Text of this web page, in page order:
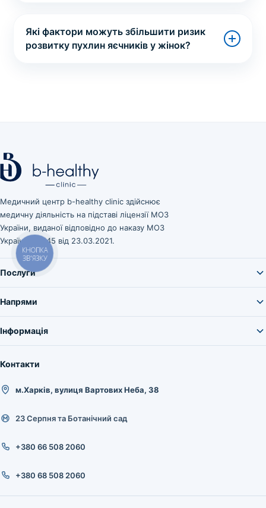
Які фактори можуть збільшити ризик
розвитку пухлин яєчників у жінок?
Медичний центр b-healthy clinic здійснює
медичну діяльність на підставі ліцензії МОЗ
України, виданої відповідно до наказу МОЗ
України № 545 від 23.03.2021.
Послуги
Напрями
Інформація
Контакти
м.Харків, вулиця Вартових Неба, 38
23 Серпня та Ботанічний сад
+380 66 508 2060
+380 68 508 2060
КНОПКА
ЗВ'ЯЗКУ